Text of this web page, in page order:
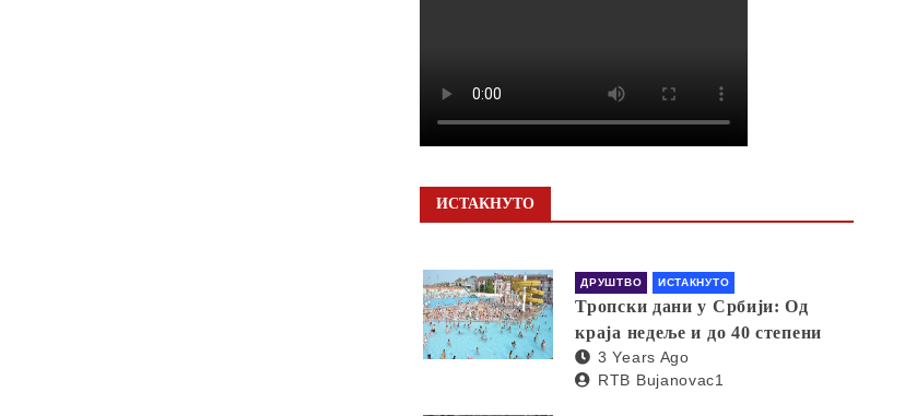
ИСТАКНУТО
ДРУШТВО ИСТАКНУТО
Тропски дани у Србији: Од
краја недеље и до 40 степени
3 Years Ago
RTB Bujanovac1